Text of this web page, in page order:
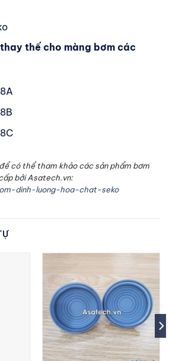
thế cho màng bơm các
có thể tham khảo các sản phẩm bơm
bởi Asatech.vn:
dinh-luong-hoa-chat-seko